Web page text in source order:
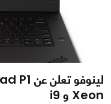
Xeon و i9